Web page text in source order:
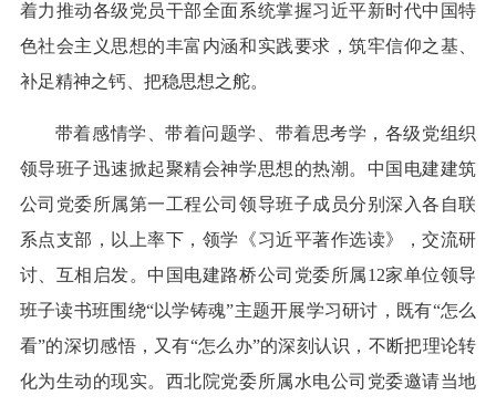
着力推动各级党员干部全面系统掌握习近平新时代中国特
色社会主义思想的丰富内涵和实践要求，筑牢信仰之基、
补足精神之钙、把稳思想之舵。
带着感情学、带着问题学、带着思考学，各级党组织
领导班子迅速掀起聚精会神学思想的热潮。中国电建建筑
公司党委所属第一工程公司领导班子成员分别深入各自联
系点支部，以上率下，领学《习近平著作选读》，交流研
讨、互相启发。中国电建路桥公司党委所属12家单位领导
班子读书班围绕“以学铸魂”主题开展学习研讨，既有“怎么
看”的深切感悟，又有“怎么办”的深刻认识，不断把理论转
化为生动的现实。西北院党委所属水电公司党委邀请当地